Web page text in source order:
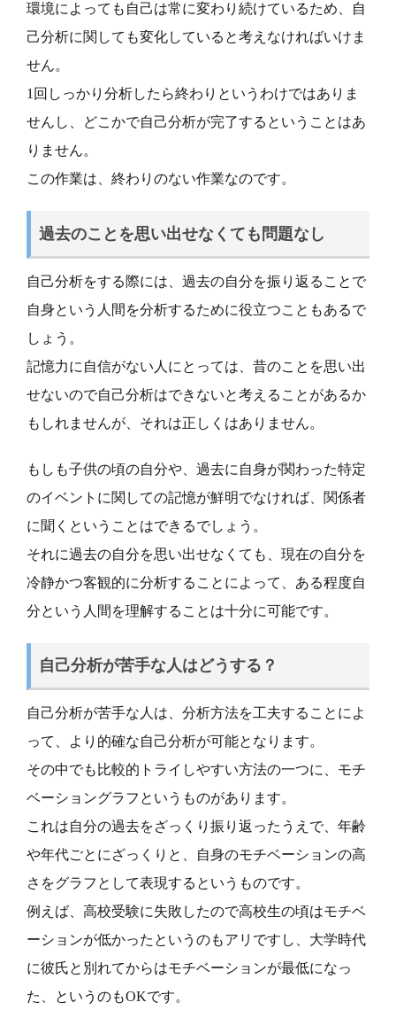
環境によっても自己は常に変わり続けているため、自
己分析に関しても変化していると考えなければいけま
せん。
1回しっかり分析したら終わりというわけではありま
せんし、どこかで自己分析が完了するということはあ
りません。
この作業は、終わりのない作業なのです。
過去のことを思い出せなくても問題なし
自己分析をする際には、過去の自分を振り返ることで
自身という人間を分析するために役立つこともあるで
しょう。
記憶力に自信がない人にとっては、昔のことを思い出
せないので自己分析はできないと考えることがあるか
もしれませんが、それは正しくはありません。
もしも子供の頃の自分や、過去に自身が関わった特定
のイベントに関しての記憶が鮮明でなければ、関係者
に聞くということはできるでしょう。
それに過去の自分を思い出せなくても、現在の自分を
冷静かつ客観的に分析することによって、ある程度自
分という人間を理解することは十分に可能です。
自己分析が苦手な人はどうする？
自己分析が苦手な人は、分析方法を工夫することによ
って、より的確な自己分析が可能となります。
その中でも比較的トライしやすい方法の一つに、モチ
ベーショングラフというものがあります。
これは自分の過去をざっくり振り返ったうえで、年齢
や年代ごとにざっくりと、自身のモチベーションの高
さをグラフとして表現するというものです。
例えば、高校受験に失敗したので高校生の頃はモチベ
ーションが低かったというのもアリですし、大学時代
に彼氏と別れてからはモチベーションが最低になっ
た、というのもOKです。